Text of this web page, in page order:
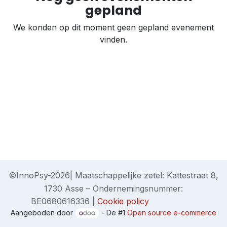
gepland
We konden op dit moment geen gepland evenement
vinden.
©InnoPsy-2026| Maatschappelijke zetel: Kattestraat 8,
1730 Asse – Ondernemingsnummer:
BE0680616336 | Cookie policy
Aangeboden door - De #1Open source e-commerce